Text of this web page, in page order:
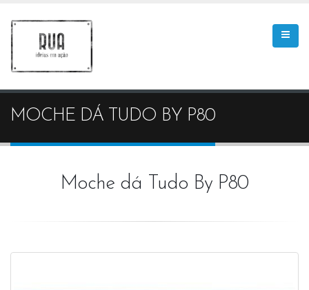
MOCHE DÁ TUDO BY P80
Moche dá Tudo By P80